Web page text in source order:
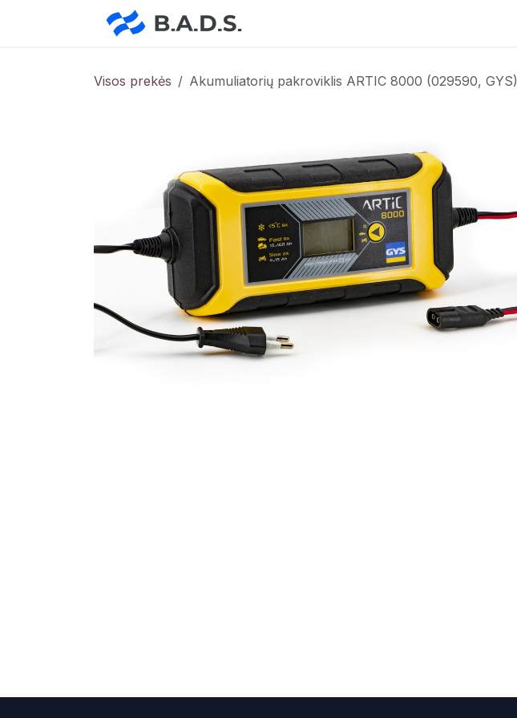
Visos prekės Akumuliatorių pakroviklis ARTIC 8000 (029590, GYS)